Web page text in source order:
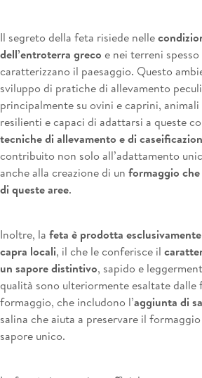
Il segreto della feta risiede nelle
dell’entroterra greco e nei terreni
caratterizzano il paesaggio. Questo
sviluppo di pratiche di allevamento
principalmente su ovini e caprini,
resilienti e capaci di adattarsi a queste
tecniche di allevamento e di
contribuito non solo all’adattamento
anche alla creazione di un formaggio
di queste aree.
Inoltre, la feta è prodotta
capra locali, il che le conferisce il
un sapore distintivo, sapido e
qualità sono ulteriormente esaltate dalle
formaggio, che includono l’aggiunta di
salina che aiuta a preservare il
sapore unico.